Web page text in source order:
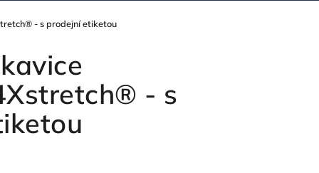
- s prodejní etiketou
- s